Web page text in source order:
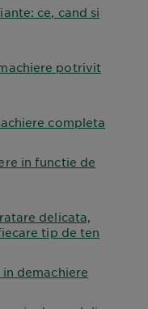
ce, cand si
potrivit
completa
in functie de
delicata,
tip de ten
demachiere